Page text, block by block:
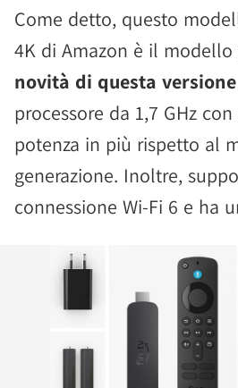
Come detto, questo
4K di Amazon è il
novità di questa versione
processore da 1,7 GHz
potenza in più rispetto al
generazione. Inoltre,
connessione Wi-Fi 6 e ha